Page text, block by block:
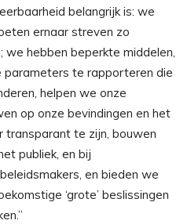
belangrijk is: we
ernaar streven zo
we hebben beperkte middelen,
parameters te rapporteren die
helpen we onze
op onze bevindingen en het
transparant te zijn, bouwen
publiek, en bij
en bieden we
‘grote’ beslissingen